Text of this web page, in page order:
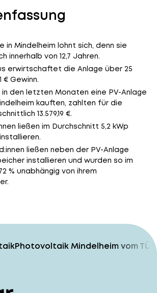
in Mindelheim lohnt sich, denn sie
innerhalb von 12,7 Jahren.
erwirtschaftet die Anlage über 25
€ Gewinn.
in den letzten Monaten eine PV-Anlage
kauften, zahlten für die
13.579,19 €.
ließen im Durchschnitt 5,2 kWp
ließen neben der PV-Anlage
installieren und wurden so im
% unabhängig von ihrem
Photovoltaik Mindelheim vom